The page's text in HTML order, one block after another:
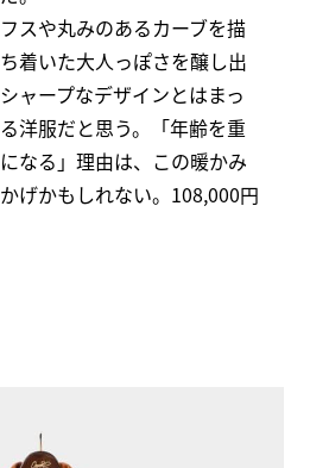
スや丸みのあるカーブを描
着いた大人っぽさを醸し出
ャープなデザインとはまっ
洋服だと思う。「年齢を重
なる」理由は、この暖かみ
げかもしれない。108,000円